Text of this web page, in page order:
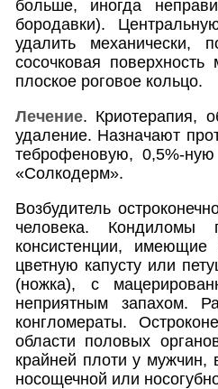
больше, иногда
бородавки).
удалить механически,
сосочковая
плоское роговое кольцо.
Лечение. Криотерапия,
удаление. Назначают
теброфеновую, 0,5%-
«Солкодерм».
Возбудитель
человека. Кондиломы
консистенции,
цветную капусту или
(ножка), с
неприятным запахом.
конгломераты.
области половых
крайней плоти у
носощечной или